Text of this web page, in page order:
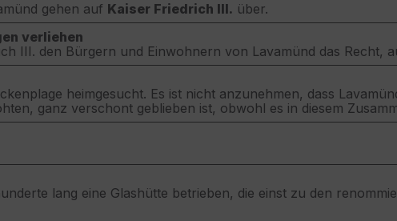
gehen auf Kaiser Friedrich III. über.
verliehen
III. den Bürgern und Einwohnern von Lavamünd das
heimgesucht. Es ist nicht anzunehmen, dass
ganz verschont geblieben ist, obwohl es in diesem
lang eine Glashütte betrieben, die einst zu den